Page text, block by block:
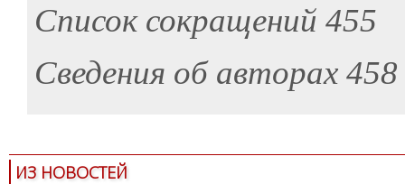
Список сокращений 455
Сведения об авторах 458
ИЗ НОВОСТЕЙ